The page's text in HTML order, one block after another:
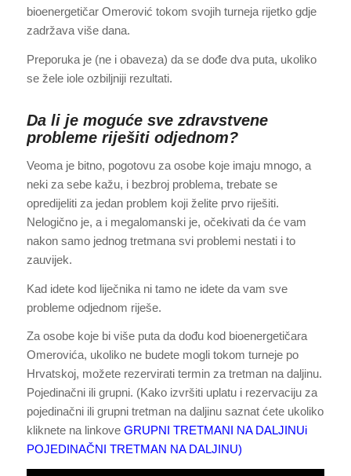
bioenergetičar Omerović tokom svojih turneja rijetko gdje
zadržava više dana.
Preporuka je (ne i obaveza) da se dođe dva puta, ukoliko
se žele iole ozbiljniji rezultati.
Da li je moguće sve zdravstvene
probleme riješiti odjednom?
Veoma je bitno, pogotovu za osobe koje imaju mnogo, a
neki za sebe kažu, i bezbroj problema, trebate se
opredijeliti za jedan problem koji želite prvo riješiti.
Nelogično je, a i megalomanski je, očekivati da će vam
nakon samo jednog tretmana svi problemi nestati i to
zauvijek.
Kad idete kod liječnika ni tamo ne idete da vam sve
probleme odjednom riješe.
Za osobe koje bi više puta da dođu kod bioenergetičara
Omerovića, ukoliko ne budete mogli tokom turneje po
Hrvatskoj, možete rezervirati termin za tretman na daljinu.
Pojedinačni ili grupni. (Kako izvršiti uplatu i rezervaciju za
pojedinačni ili grupni tretman na daljinu saznat ćete ukoliko
kliknete na linkove GRUPNI TRETMANI NA DALJINUi
POJEDINAČNI TRETMAN NA DALJINU)